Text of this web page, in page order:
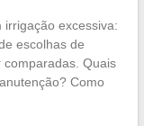
excessiva:
escolhas de
Quais
Como